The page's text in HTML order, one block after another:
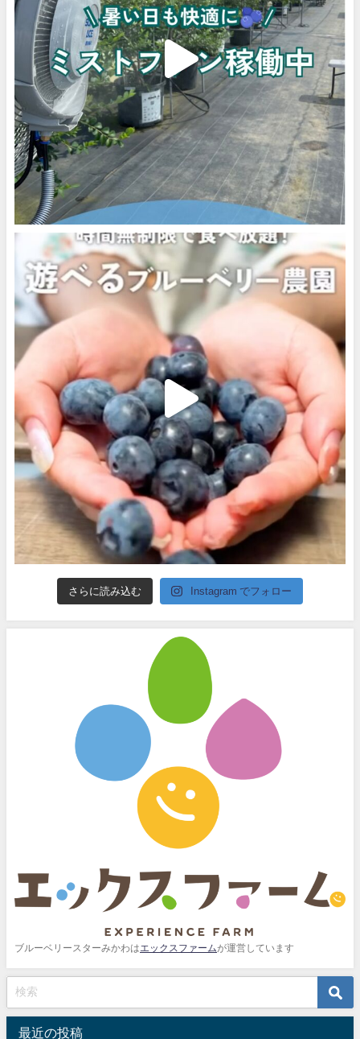
さらに読み込む Instagram でフォロー
ブルーベリースターみかわはエックスファームが運営しています
最近の投稿